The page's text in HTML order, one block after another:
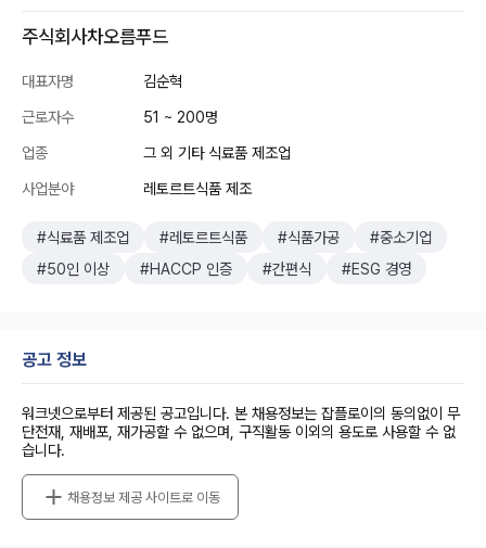
주식회사차오름푸드
대표자명
김순혁
근로자수
51 ~ 200명
업종
그 외 기타 식료품 제조업
사업분야
레토르트식품 제조
#식료품 제조업 #레토르트식품 #식품가공
#중소기업
#50인 이상
#HACCP 인증 #간편식 #ESG 경영
공고 정보
워크넷으로부터 제공된 공고입니다. 본 채용정보는 잡플로이의 동의없이 무
단전재, 재배포, 재가공할 수 없으며, 구직활동 이외의 용도로 사용할 수 없
습니다.
채용정보 제공 사이트로 이동